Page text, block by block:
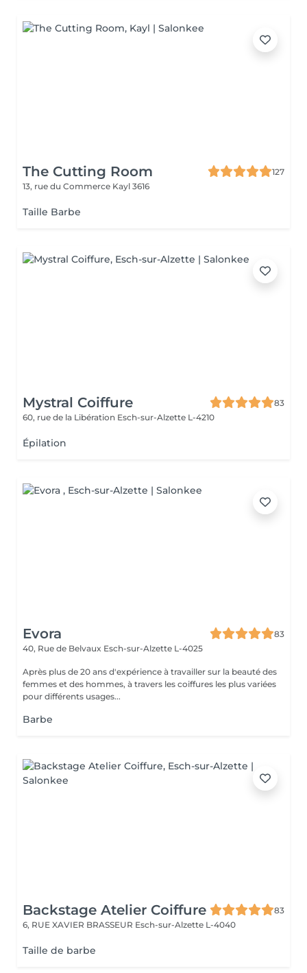
The Cutting Room
127
13, rue du Commerce Kayl 3616
Taille Barbe
Mystral Coiffure
83
60, rue de la Libération Esch-sur-Alzette L-4210
Épilation
Evora
83
40, Rue de Belvaux Esch-sur-Alzette L-4025
Après plus de 20 ans d'expérience à travailler sur la beauté des
femmes et des hommes, à travers les coiffures les plus variées
pour différents usages...
Barbe
Backstage Atelier Coiffure
83
6, RUE XAVIER BRASSEUR Esch-sur-Alzette L-4040
Taille de barbe